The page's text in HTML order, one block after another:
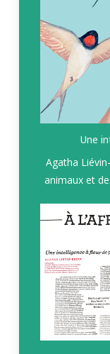
Une
Agatha
animaux et